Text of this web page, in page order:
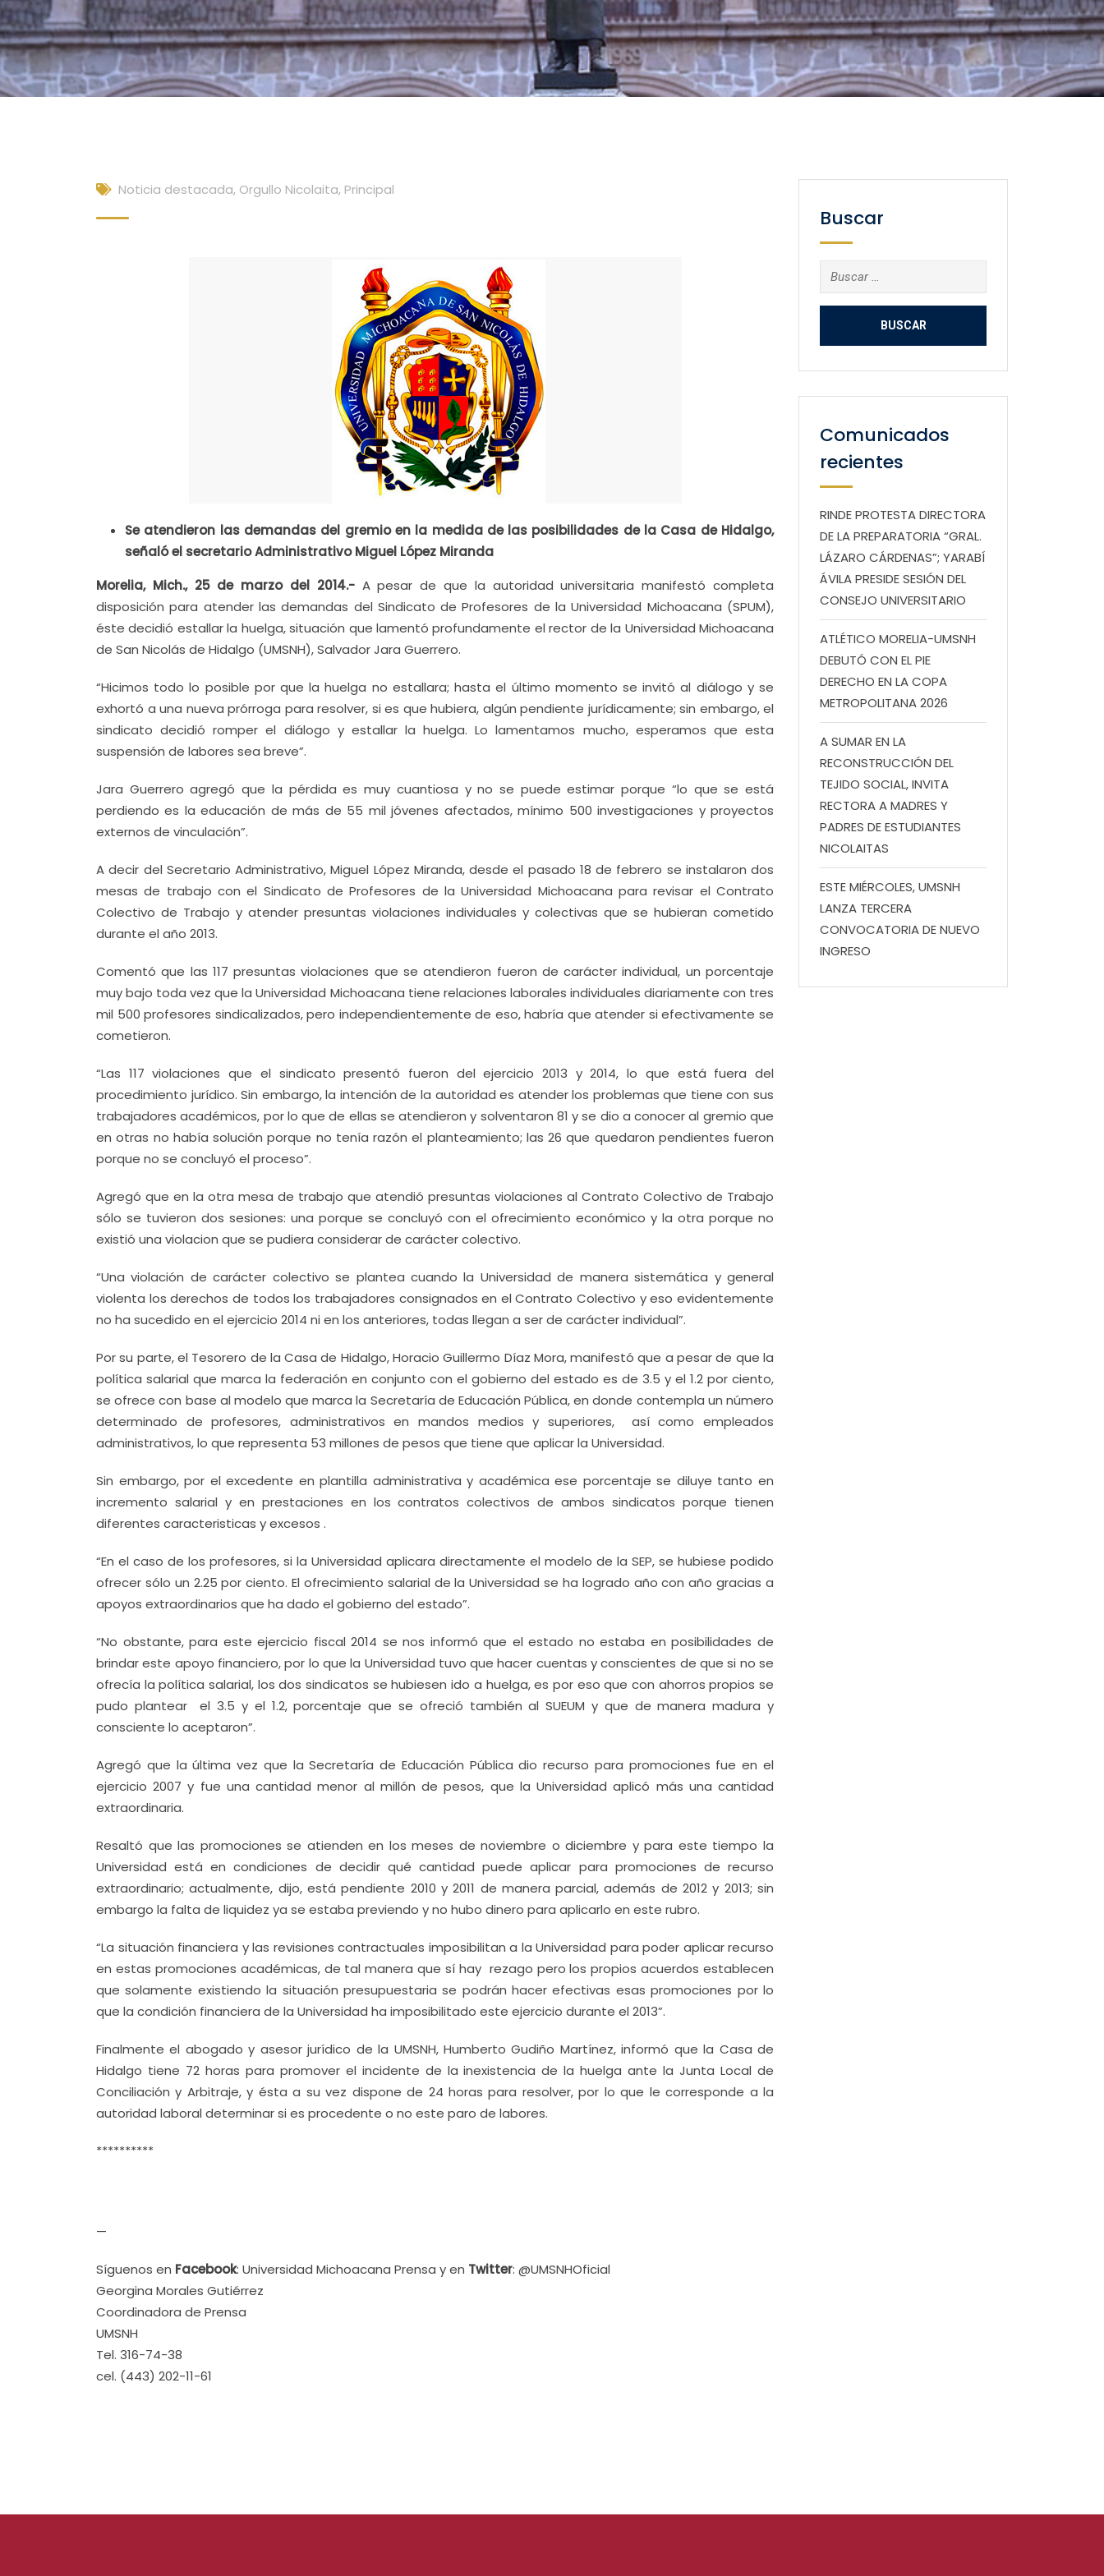
Noticia destacada, Orgullo Nicolaita, Principal
Se atendieron las demandas del gremio en la medida de las posibilidades de la Casa de Hidalgo,
señaló el secretario Administrativo Miguel López Miranda
Morelia, Mich., 25 de marzo del 2014.- A pesar de que la autoridad universitaria manifestó completa
disposición para atender las demandas del Sindicato de Profesores de la Universidad Michoacana (SPUM),
éste decidió estallar la huelga, situación que lamentó profundamente el rector de la Universidad Michoacana
de San Nicolás de Hidalgo (UMSNH), Salvador Jara Guerrero.
“Hicimos todo lo posible por que la huelga no estallara; hasta el último momento se invitó al diálogo y se
exhortó a una nueva prórroga para resolver, si es que hubiera, algún pendiente jurídicamente; sin embargo, el
sindicato decidió romper el diálogo y estallar la huelga. Lo lamentamos mucho, esperamos que esta
suspensión de labores sea breve”.
Jara Guerrero agregó que la pérdida es muy cuantiosa y no se puede estimar porque “lo que se está
perdiendo es la educación de más de 55 mil jóvenes afectados, mínimo 500 investigaciones y proyectos
externos de vinculación”.
A decir del Secretario Administrativo, Miguel López Miranda, desde el pasado 18 de febrero se instalaron dos
mesas de trabajo con el Sindicato de Profesores de la Universidad Michoacana para revisar el Contrato
Colectivo de Trabajo y atender presuntas violaciones individuales y colectivas que se hubieran cometido
durante el año 2013.
Comentó que las 117 presuntas violaciones que se atendieron fueron de carácter individual, un porcentaje
muy bajo toda vez que la Universidad Michoacana tiene relaciones laborales individuales diariamente con tres
mil 500 profesores sindicalizados, pero independientemente de eso, habría que atender si efectivamente se
cometieron.
“Las 117 violaciones que el sindicato presentó fueron del ejercicio 2013 y 2014, lo que está fuera del
procedimiento jurídico. Sin embargo, la intención de la autoridad es atender los problemas que tiene con sus
trabajadores académicos, por lo que de ellas se atendieron y solventaron 81 y se dio a conocer al gremio que
en otras no había solución porque no tenía razón el planteamiento; las 26 que quedaron pendientes fueron
porque no se concluyó el proceso”.
Agregó que en la otra mesa de trabajo que atendió presuntas violaciones al Contrato Colectivo de Trabajo
sólo se tuvieron dos sesiones: una porque se concluyó con el ofrecimiento económico y la otra porque no
existió una violacion que se pudiera considerar de carácter colectivo.
“Una violación de carácter colectivo se plantea cuando la Universidad de manera sistemática y general
violenta los derechos de todos los trabajadores consignados en el Contrato Colectivo y eso evidentemente
no ha sucedido en el ejercicio 2014 ni en los anteriores, todas llegan a ser de carácter individual”.
Por su parte, el Tesorero de la Casa de Hidalgo, Horacio Guillermo Díaz Mora, manifestó que a pesar de que la
política salarial que marca la federación en conjunto con el gobierno del estado es de 3.5 y el 1.2 por ciento,
se ofrece con base al modelo que marca la Secretaría de Educación Pública, en donde contempla un número
determinado de profesores, administrativos en mandos medios y superiores, así como empleados
administrativos, lo que representa 53 millones de pesos que tiene que aplicar la Universidad.
Sin embargo, por el excedente en plantilla administrativa y académica ese porcentaje se diluye tanto en
incremento salarial y en prestaciones en los contratos colectivos de ambos sindicatos porque tienen
diferentes caracteristicas y excesos .
“En el caso de los profesores, si la Universidad aplicara directamente el modelo de la SEP, se hubiese podido
ofrecer sólo un 2.25 por ciento. El ofrecimiento salarial de la Universidad se ha logrado año con año gracias a
apoyos extraordinarios que ha dado el gobierno del estado”.
“No obstante, para este ejercicio fiscal 2014 se nos informó que el estado no estaba en posibilidades de
brindar este apoyo financiero, por lo que la Universidad tuvo que hacer cuentas y conscientes de que si no se
ofrecía la política salarial, los dos sindicatos se hubiesen ido a huelga, es por eso que con ahorros propios se
pudo plantear el 3.5 y el 1.2, porcentaje que se ofreció también al SUEUM y que de manera madura y
consciente lo aceptaron”.
Agregó que la última vez que la Secretaría de Educación Pública dio recurso para promociones fue en el
ejercicio 2007 y fue una cantidad menor al millón de pesos, que la Universidad aplicó más una cantidad
extraordinaria.
Resaltó que las promociones se atienden en los meses de noviembre o diciembre y para este tiempo la
Universidad está en condiciones de decidir qué cantidad puede aplicar para promociones de recurso
extraordinario; actualmente, dijo, está pendiente 2010 y 2011 de manera parcial, además de 2012 y 2013; sin
embargo la falta de liquidez ya se estaba previendo y no hubo dinero para aplicarlo en este rubro.
“La situación financiera y las revisiones contractuales imposibilitan a la Universidad para poder aplicar recurso
en estas promociones académicas, de tal manera que sí hay rezago pero los propios acuerdos establecen
que solamente existiendo la situación presupuestaria se podrán hacer efectivas esas promociones por lo
que la condición financiera de la Universidad ha imposibilitado este ejercicio durante el 2013”.
Finalmente el abogado y asesor jurídico de la UMSNH, Humberto Gudiño Martínez, informó que la Casa de
Hidalgo tiene 72 horas para promover el incidente de la inexistencia de la huelga ante la Junta Local de
Conciliación y Arbitraje, y ésta a su vez dispone de 24 horas para resolver, por lo que le corresponde a la
autoridad laboral determinar si es procedente o no este paro de labores.
**********
—
Síguenos en Facebook: Universidad Michoacana Prensa y en Twitter: @UMSNHOficial
Georgina Morales Gutiérrez
Coordinadora de Prensa
UMSNH
Tel. 316-74-38
cel. (443) 202-11-61
Buscar
Buscar:
Comunicados
recientes
RINDE PROTESTA DIRECTORA
DE LA PREPARATORIA “GRAL.
LÁZARO CÁRDENAS”; YARABÍ
ÁVILA PRESIDE SESIÓN DEL
CONSEJO UNIVERSITARIO
ATLÉTICO MORELIA-UMSNH
DEBUTÓ CON EL PIE
DERECHO EN LA COPA
METROPOLITANA 2026
A SUMAR EN LA
RECONSTRUCCIÓN DEL
TEJIDO SOCIAL, INVITA
RECTORA A MADRES Y
PADRES DE ESTUDIANTES
NICOLAITAS
ESTE MIÉRCOLES, UMSNH
LANZA TERCERA
CONVOCATORIA DE NUEVO
INGRESO